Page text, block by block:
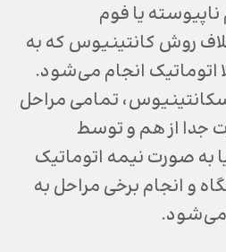
یا فوم
روش کانتینیوس که به
اتوماتیک انجام می‌شود.
تمامی مراحل
جدا از هم و توسط
صورت نیمه اتوماتیک
و انجام برخی مراحل به